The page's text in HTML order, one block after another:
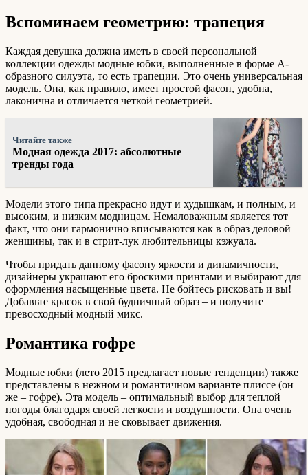
Вспоминаем геометрию: трапеция
Каждая девушка должна иметь в своей персональной
коллекции одежды модные юбки, выполненные в форме А-
образного силуэта, то есть трапеции. Это очень универсальная
модель. Она, как правило, имеет простой фасон, удобна,
лаконична и отличается четкой геометрией.
Читайте также
Модная одежда 2017: абсолютные
тренды года
Модели этого типа прекрасно идут и худышкам, и полным, и
высоким, и низким модницам. Немаловажным является тот
факт, что они гармонично вписываются как в образ деловой
женщины, так и в стрит-лук любительницы кэжуала.
Чтобы придать данному фасону яркости и динамичности,
дизайнеры украшают его броскими принтами и выбирают для
оформления насыщенные цвета. Не бойтесь рисковать и вы!
Добавьте красок в свой будничный образ – и получите
превосходный модный микс.
Романтика гофре
Модные юбки (лето 2015 предлагает новые тенденции) также
представлены в нежном и романтичном варианте плиссе (он
же – гофре). Эта модель – оптимальный выбор для теплой
погоды благодаря своей легкости и воздушности. Она очень
удобная, свободная и не сковывает движения.